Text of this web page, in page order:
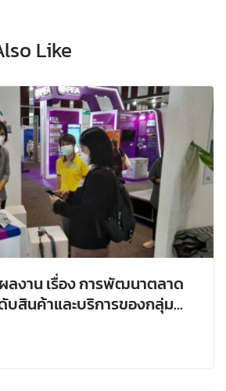
Like
ลงาน เรื่อง การพัฒนาตลาด
บสินค้าและบริการของกลุ่ม
(ResearchExpo2022)